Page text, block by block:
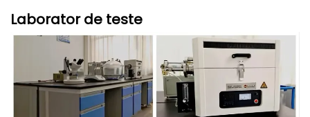
Laborator de teste